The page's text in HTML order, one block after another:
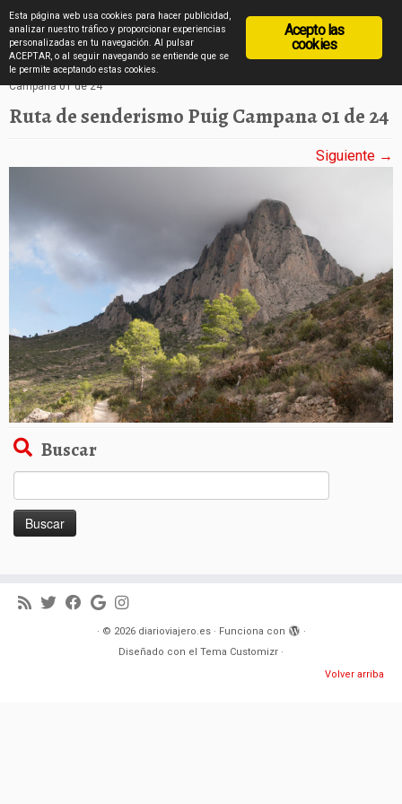
Saltar
al
contenido
diarioviajero.es
Inicio » Subida al Puig Campana en imágenes
Campana 01 de 24
Ruta de senderismo Puig Campana 01 de 24
Siguiente →
Buscar
· © 2026 diarioviajero.es· Funciona con
·
Diseñado con el Tema Customizr ·
Volver arriba
Acepto las
cookies
Esta página web usa cookies para hacer publicidad,
analizar nuestro tráfico y proporcionar experiencias
personalizadas en tu navegación. Al pulsar
ACEPTAR, o al seguir navegando se entiende que se
le permite aceptando estas cookies.